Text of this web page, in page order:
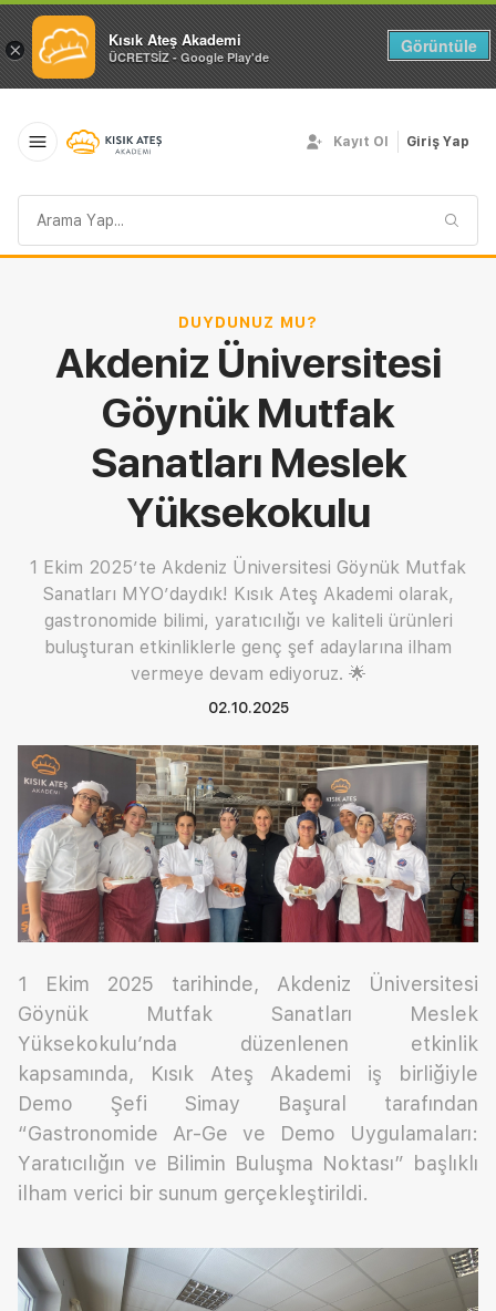
× Kısık Ateş Akademi
ÜCRETSİZ - Google Play'de
Görüntüle
sorgusu
Kayıt Ol Giriş Yap
DUYDUNUZ MU?
Akdeniz Üniversitesi
Göynük Mutfak
Sanatları Meslek
Yüksekokulu
1 Ekim 2025’te Akdeniz Üniversitesi Göynük Mutfak
Sanatları MYO’daydık! Kısık Ateş Akademi olarak,
gastronomide bilimi, yaratıcılığı ve kaliteli ürünleri
buluşturan etkinliklerle genç şef adaylarına ilham
vermeye devam ediyoruz. 🌟
02.10.2025
1 Ekim 2025 tarihinde, Akdeniz Üniversitesi
Göynük Mutfak Sanatları Meslek
Yüksekokulu’nda düzenlenen etkinlik
kapsamında, Kısık Ateş Akademi iş birliğiyle
Demo Şefi Simay Başural tarafından
“Gastronomide Ar-Ge ve Demo Uygulamaları:
Yaratıcılığın ve Bilimin Buluşma Noktası” başlıklı
ilham verici bir sunum gerçekleştirildi.